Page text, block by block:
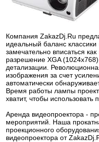
Компания ZakazDj.Ru
идеальный баланс
замечательно вписаться
разрешение XGA
детализации.
изображения за счет
автоматически
Время работы лампы
хватит, чтобы
Аренда видеопроектора -
мероприятий. Наша
проекционного
видеопроектора от